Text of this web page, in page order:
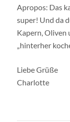
Apropos: Das
super! Und da
Kapern, Oliven
„hinterher
Liebe Grüße
Charlotte